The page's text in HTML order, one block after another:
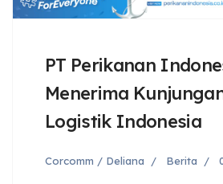
PT Perikanan
Menerima
Logistik Indonesia
Corcomm / Deliana Berita